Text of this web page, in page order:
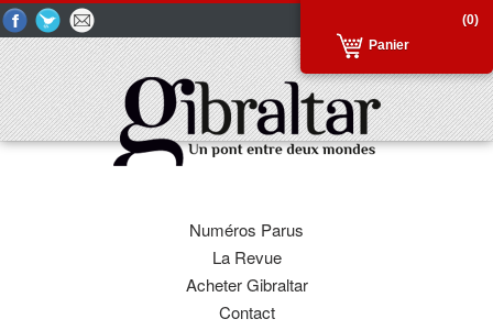
(0)
Panier
Numéros Parus
La Revue
Acheter Gibraltar
Contact